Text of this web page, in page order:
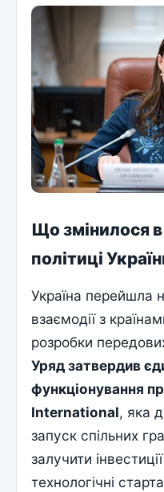
Що змінилося
політиці
Україна перейшла
взаємодії з
розробки
Уряд затвердив
функціонування
International, яка
запуск спільних
залучити
технологічні